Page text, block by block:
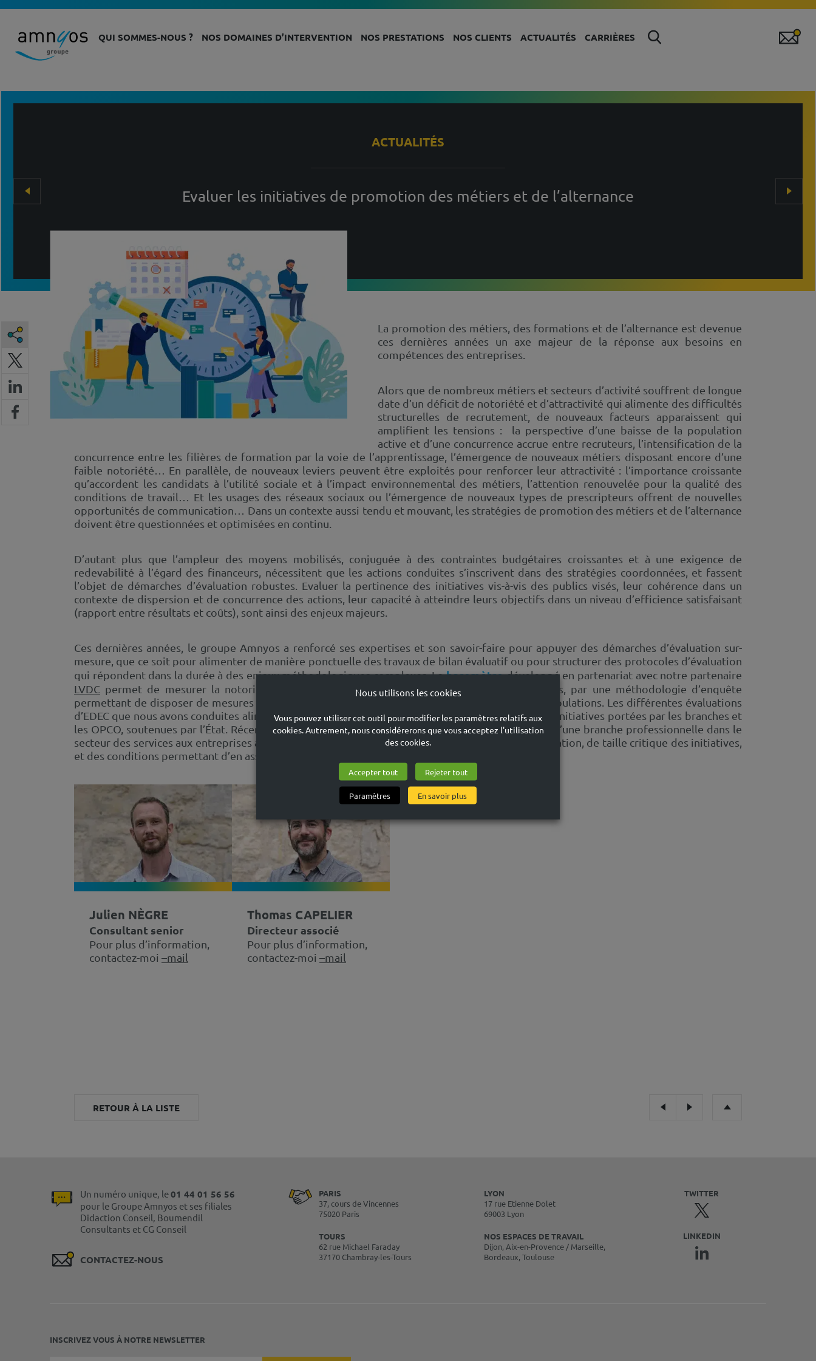
QUI SOMMES-NOUS ? NOS DOMAINES D’INTERVENTION NOS PRESTATIONS NOS CLIENTS ACTUALITÉS CARRIÈRES
ACTUALITÉS
Evaluer les initiatives de promotion des métiers et de l’alternance
La promotion des métiers, des formations et de l’alternance est devenue
ces dernières années un axe majeur de la réponse aux besoins en
compétences des entreprises.
Alors que de nombreux métiers et secteurs d’activité souffrent de longue
date d’un déficit de notoriété et d’attractivité qui alimente des difficultés
structurelles de recrutement, de nouveaux facteurs apparaissent qui
amplifient les tensions : la perspective d’une baisse de la population
active et d’une concurrence accrue entre recruteurs, l’intensification de la
concurrence entre les filières de formation par la voie de l’apprentissage, l’émergence de nouveaux métiers disposant encore d’une
faible notoriété… En parallèle, de nouveaux leviers peuvent être exploités pour renforcer leur attractivité : l’importance croissante
qu’accordent les candidats à l’utilité sociale et à l’impact environnemental des métiers, l’attention renouvelée pour la qualité des
conditions de travail… Et les usages des réseaux sociaux ou l’émergence de nouveaux types de prescripteurs offrent de nouvelles
opportunités de communication… Dans un contexte aussi tendu et mouvant, les stratégies de promotion des métiers et de l’alternance
doivent être questionnées et optimisées en continu.
D’autant plus que l’ampleur des moyens mobilisés, conjuguée à des contraintes budgétaires croissantes et à une exigence de
redevabilité à l’égard des financeurs, nécessitent que les actions conduites s’inscrivent dans des stratégies coordonnées, et fassent
l’objet de démarches d’évaluation robustes. Evaluer la pertinence des initiatives vis-à-vis des publics visés, leur cohérence dans un
contexte de dispersion et de concurrence des actions, leur capacité à atteindre leurs objectifs dans un niveau d’efficience satisfaisant
(rapport entre résultats et coûts), sont ainsi des enjeux majeurs.
Ces dernières années, le groupe Amnyos a renforcé ses expertises et son savoir-faire pour appuyer des démarches d’évaluation sur-
mesure, que ce soit pour alimenter de manière ponctuelle des travaux de bilan évaluatif ou pour structurer des protocoles d’évaluation
qui répondent dans la durée à des enjeux méthodologiques complexes. Lebaromètredéveloppé en partenariat avec notre partenaire
LVDC permet de mesurer la notoriété des métiers et de mieux comprendre les déterminants, par une méthodologie d’enquête
permettant de disposer de mesures au niveau de la population générale et par catégories de populations. Les différentes évaluations
d’EDEC que nous avons conduites alimentent une capitalisation et un benchmark continus sur des initiatives portées par les branches et
les OPCO, soutenues par l’État. Récemment, l’évaluation de la stratégie et des moyens d’actions d’une branche professionnelle dans le
secteur des services aux entreprises a permis d’affiner le repérage des enjeux de ciblage, d’articulation, de taille critique des initiatives,
et des conditions permettant d’en assurer l’optimisation.
Julien NÈGRE
Consultant senior
Pour plus d’information,
contactez-moi –mail
Thomas CAPELIER
Directeur associé
Pour plus d’information,
contactez-moi –mail
RETOUR À LA LISTE
Un numéro unique, le01 44 01 56 56
pour le Groupe Amnyos et ses filiales
Didaction Conseil, Boumendil
Consultants et CG Conseil
CONTACTEZ-NOUS
PARIS
37, cours de Vincennes
75020 Paris
LYON
17 rue Etienne Dolet
69003 Lyon
TOURS
62 rue Michael Faraday
37170 Chambray-les-Tours
NOS ESPACES DE TRAVAIL
Dijon, Aix-en-Provence / Marseille,
Bordeaux, Toulouse
TWITTER
LINKEDIN
INSCRIVEZ VOUS À NOTRE NEWSLETTER
Nous utilisons les cookies
Vous pouvez utiliser cet outil pour modifier les paramètres relatifs aux
cookies. Autrement, nous considérerons que vous acceptez l'utilisation
des cookies.
Accepter tout Rejeter tout
Paramètres En savoir plus